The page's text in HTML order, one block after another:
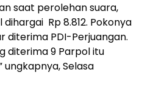
saat perolehan suara,
Rp 8.812. Pokonya
diterima PDI-Perjuangan.
diterima 9 Parpol itu
ungkapnya, Selasa